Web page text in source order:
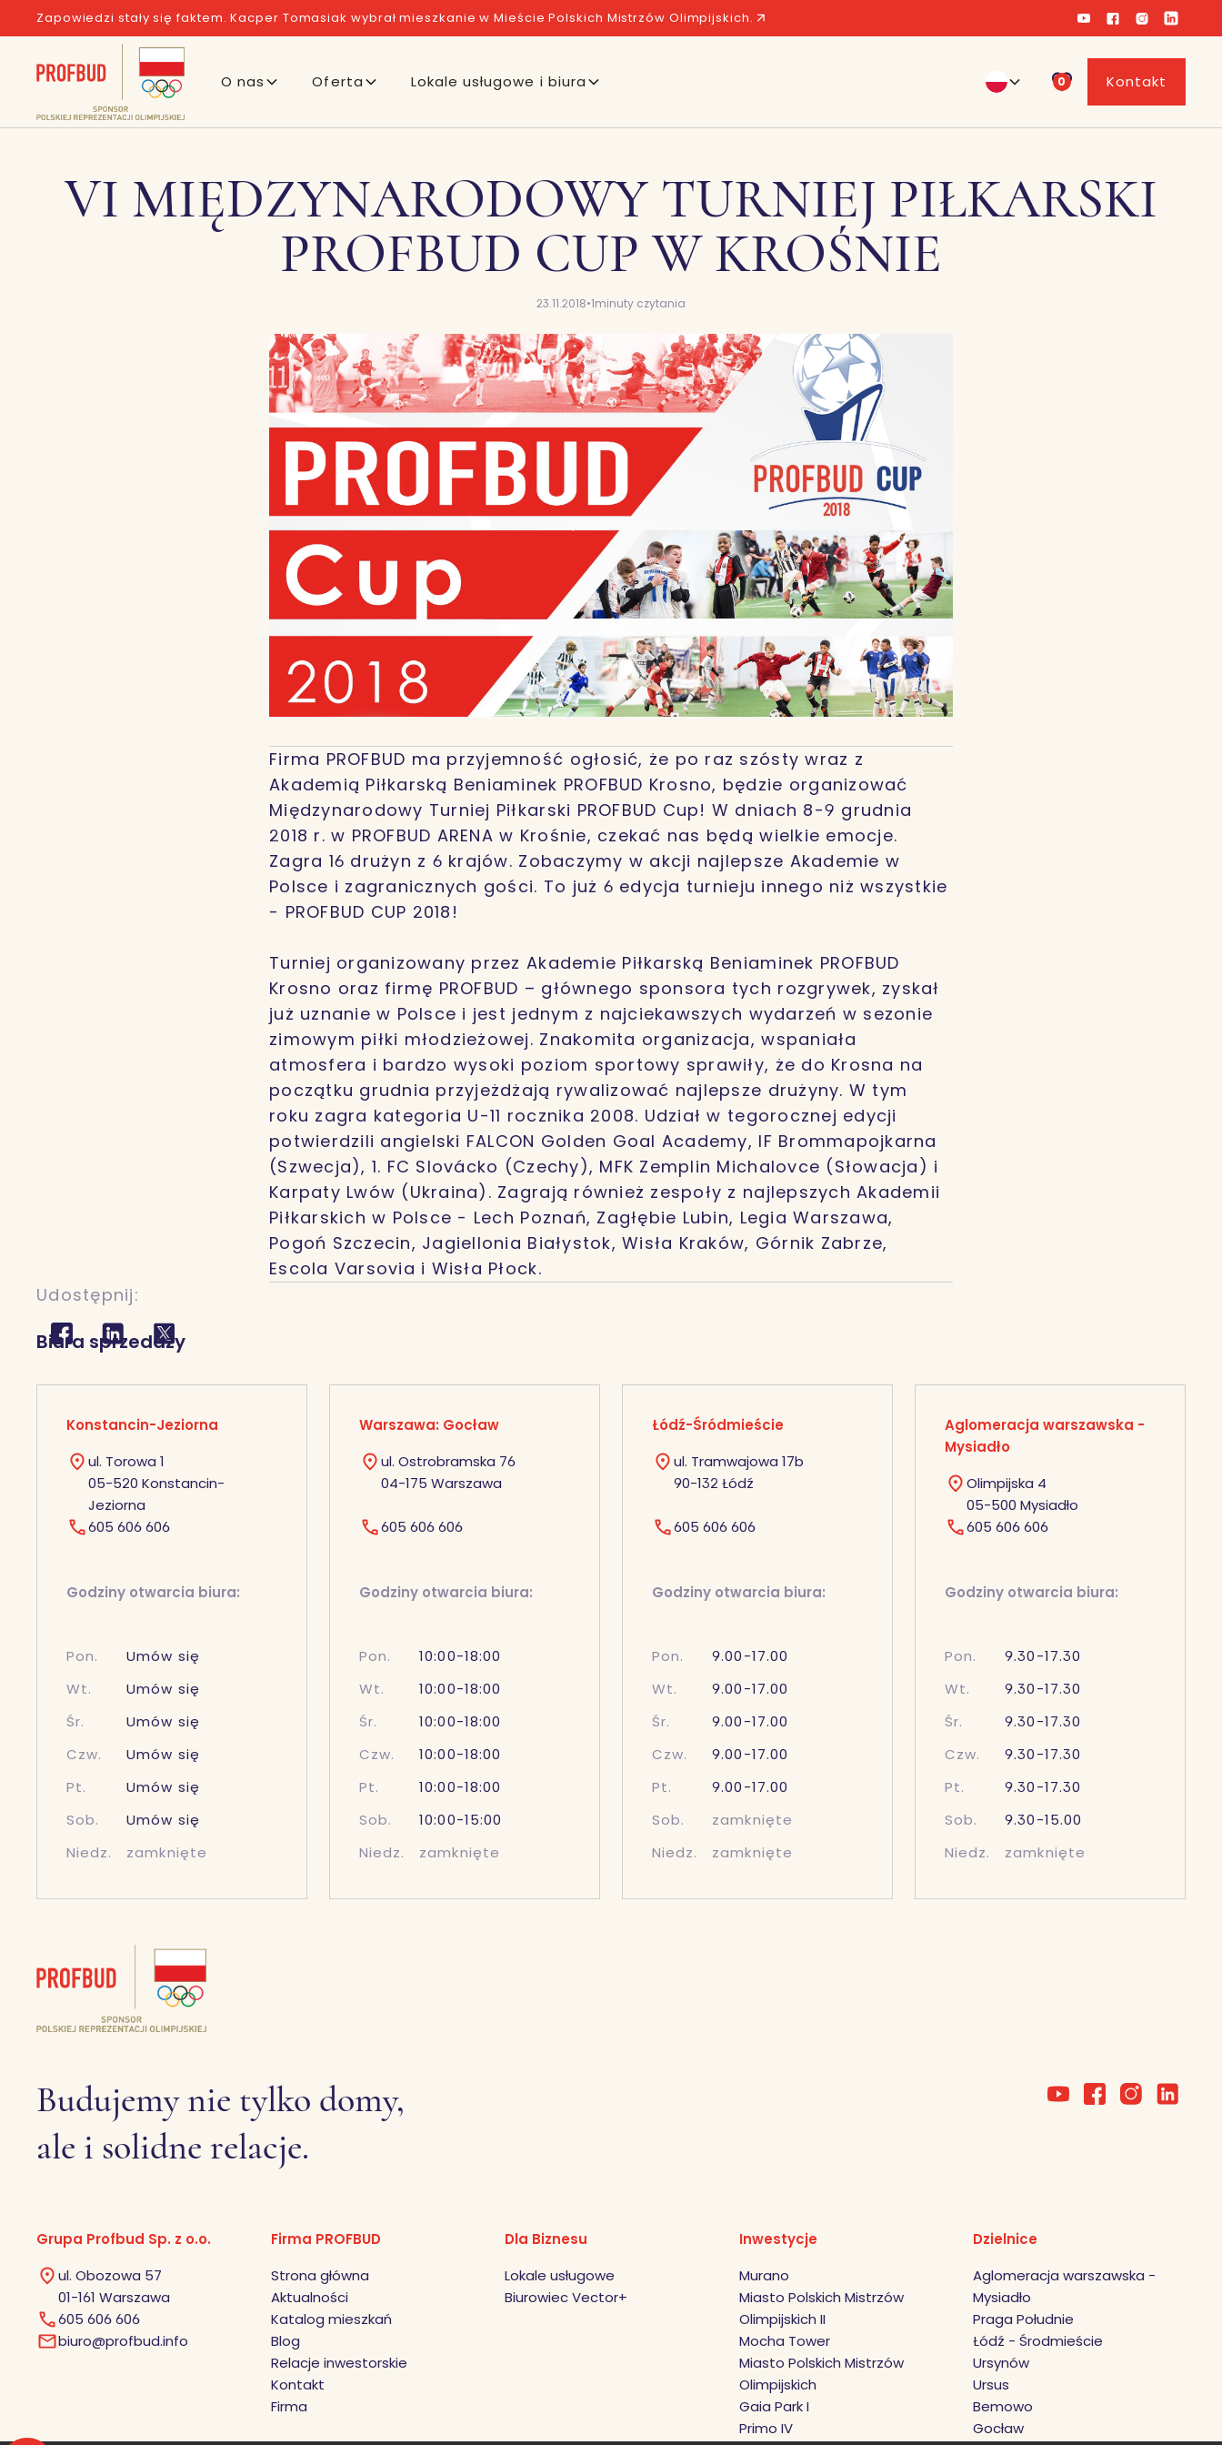
Zapowiedzi stały się faktem. Kacper Tomasiak wybrał mieszkanie w Mieście Polskich Mistrzów Olimpijskich.
O nas Oferta Lokale usługowe i biura 0 Kontakt
VI MIĘDZYNARODOWY TURNIEJ PIŁKARSKI
PROFBUD CUP W KROŚNIE
23.11.2018•1minuty czytania
Firma PROFBUD ma przyjemność ogłosić, że po raz szósty wraz z
Akademią Piłkarską Beniaminek PROFBUD Krosno, będzie organizować
Międzynarodowy Turniej Piłkarski PROFBUD Cup! W dniach 8-9 grudnia
2018 r. w PROFBUD ARENA w Krośnie, czekać nas będą wielkie emocje.
Zagra 16 drużyn z 6 krajów. Zobaczymy w akcji najlepsze Akademie w
Polsce i zagranicznych gości. To już 6 edycja turnieju innego niż wszystkie
- PROFBUD CUP 2018!
Turniej organizowany przez Akademie Piłkarską Beniaminek PROFBUD
Krosno oraz firmę PROFBUD – głównego sponsora tych rozgrywek, zyskał
już uznanie w Polsce i jest jednym z najciekawszych wydarzeń w sezonie
zimowym piłki młodzieżowej. Znakomita organizacja, wspaniała
atmosfera i bardzo wysoki poziom sportowy sprawiły, że do Krosna na
początku grudnia przyjeżdżają rywalizować najlepsze drużyny. W tym
roku zagra kategoria U-11 rocznika 2008. Udział w tegorocznej edycji
potwierdzili angielski FALCON Golden Goal Academy, IF Brommapojkarna
(Szwecja), 1. FC Slovácko (Czechy), MFK Zemplin Michalovce (Słowacja) i
Karpaty Lwów (Ukraina). Zagrają również zespoły z najlepszych Akademii
Piłkarskich w Polsce - Lech Poznań, Zagłębie Lubin, Legia Warszawa,
Pogoń Szczecin, Jagiellonia Białystok, Wisła Kraków, Górnik Zabrze,
Escola Varsovia i Wisła Płock.
Udostępnij:
Biura sprzedaży
Konstancin-Jeziorna
ul. Torowa 1
05-520 Konstancin-
Jeziorna
605 606 606
Godziny otwarcia biura:
Pon.
Umów się
Wt.
Umów się
Śr.
Umów się
Czw.
Umów się
Pt.
Umów się
Sob.
Umów się
Niedz.
zamknięte
Warszawa: Gocław
ul. Ostrobramska 76
04-175 Warszawa
605 606 606
Godziny otwarcia biura:
Pon.
10:00-18:00
Wt.
10:00-18:00
Śr.
10:00-18:00
Czw.
10:00-18:00
Pt.
10:00-18:00
Sob.
10:00-15:00
Niedz.
zamknięte
Łódź-Śródmieście
ul. Tramwajowa 17b
90-132 Łódź
605 606 606
Godziny otwarcia biura:
Pon.
9.00-17.00
Wt.
9.00-17.00
Śr.
9.00-17.00
Czw.
9.00-17.00
Pt.
9.00-17.00
Sob.
zamknięte
Niedz.
zamknięte
Aglomeracja warszawska -
Mysiadło
Olimpijska 4
05-500 Mysiadło
605 606 606
Godziny otwarcia biura:
Pon.
9.30-17.30
Wt.
9.30-17.30
Śr.
9.30-17.30
Czw.
9.30-17.30
Pt.
9.30-17.30
Sob.
9.30-15.00
Niedz.
zamknięte
Budujemy nie tylko domy,
ale i solidne relacje.
Grupa Profbud Sp. z o.o.
ul. Obozowa 57
01-161 Warszawa
605 606 606
biuro@profbud.info
Firma PROFBUD
Strona główna
Aktualności
Katalog mieszkań
Blog
Relacje inwestorskie
Kontakt
Firma
Dla Biznesu
Lokale usługowe
Biurowiec Vector+
Inwestycje
Murano
Miasto Polskich Mistrzów
Olimpijskich II
Mocha Tower
Miasto Polskich Mistrzów
Olimpijskich
Gaia Park I
Primo IV
Dzielnice
Aglomeracja warszawska -
Mysiadło
Praga Południe
Łódź - Środmieście
Ursynów
Ursus
Bemowo
Gocław